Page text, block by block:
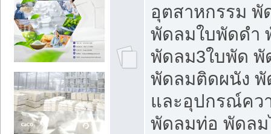
อุตสาหกรรม
พัดลมใบพัดดำ
พัดลม3ใบพัด พั
พัดลมติดผนัง
และอุปกรณ์คว
พัดลมท่อ พัดลม